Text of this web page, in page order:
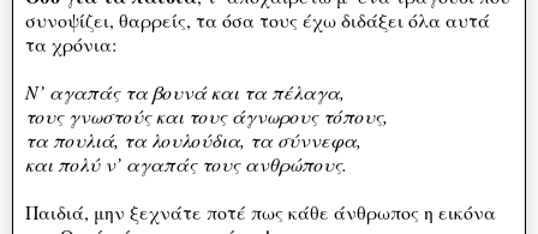
συνοψίζει, θαρρείς, τα όσα τους έχω διδάξει όλα αυτά
τα χρόνια:
Ν’ αγαπάς τα βουνά και τα πέλαγα,
τους γνωστούς και τους άγνωρους τόπους,
τα πουλιά, τα λουλούδια, τα σύννεφα,
και πολύ ν’ αγαπάς τους ανθρώπους.
Παιδιά, μην ξεχνάτε ποτέ πως κάθε άνθρωπος η εικόνα